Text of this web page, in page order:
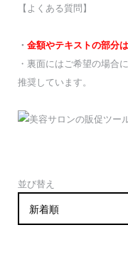
【よくある質問】
・ 金額やテキストの部分
・裏面にはご希望の場合
推奨しています。
並び替え